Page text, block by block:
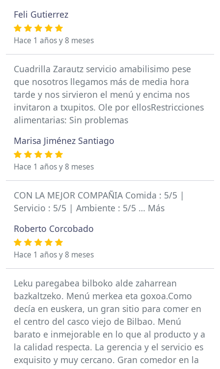
Feli Gutierrez
Hace 1 años y 8 meses
Cuadrilla Zarautz servicio amabilisimo pese
que nosotros llegamos más de media hora
tarde y nos sirvieron el menú y encima nos
invitaron a txupitos. Ole por ellosRestricciones
alimentarias: Sin problemas
Marisa Jiménez Santiago
Hace 1 años y 8 meses
CON LA MEJOR COMPAÑIA Comida : 5/5 |
Servicio : 5/5 | Ambiente : 5/5 … Más
Roberto Corcobado
Hace 1 años y 8 meses
Leku paregabea bilboko alde zaharrean
bazkaltzeko. Menú merkea eta goxoa.Como
decía en euskera, un gran sitio para comer en
el centro del casco viejo de Bilbao. Menú
barato e inmejorable en lo que al producto y a
la calidad respecta. La gerencia y el servicio es
exquisito y muy cercano. Gran comedor en la